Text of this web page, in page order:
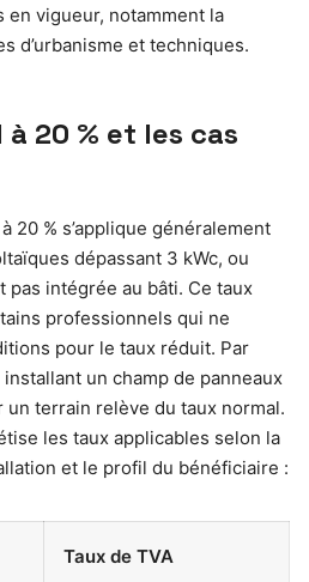
en vigueur, notamment la
d’urbanisme et techniques.
20 % et les cas
20 % s’applique généralement
dépassant 3 kWc, ou
pas intégrée au bâti. Ce taux
professionnels qui ne
pour le taux réduit. Par
un champ de panneaux
terrain relève du taux normal.
les taux applicables selon la
et le profil du bénéficiaire :
Taux de TVA